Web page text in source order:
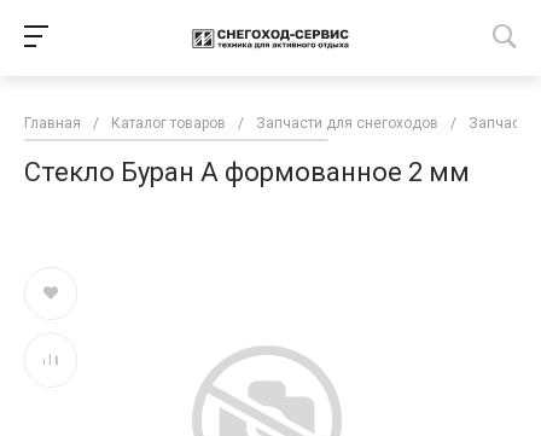
Главная / Каталог товаров / Запчасти для снегоходов / Запчасти
Стекло Буран А формованное 2 мм